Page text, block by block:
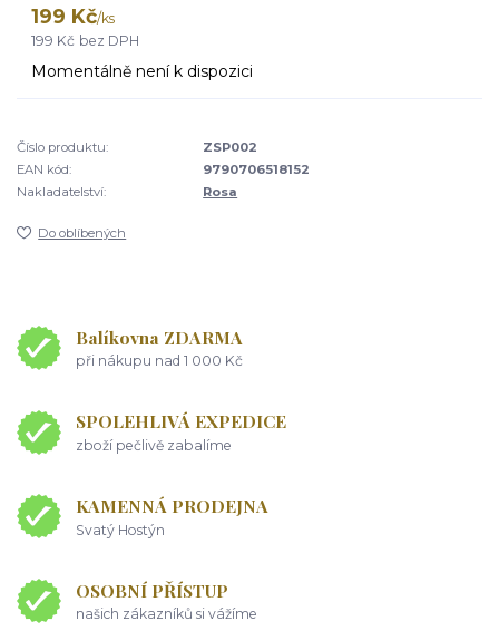
199 Kč/ks
199 Kč bez DPH
Momentálně není k dispozici
Číslo produktu:
ZSP002
EAN kód:
9790706518152
Nakladatelství:
Rosa
Do oblíbených
Balíkovna ZDARMA
při nákupu nad 1 000 Kč
SPOLEHLIVÁ EXPEDICE
zboží pečlivě zabalíme
KAMENNÁ PRODEJNA
Svatý Hostýn
OSOBNÍ PŘÍSTUP
našich zákazníků si vážíme